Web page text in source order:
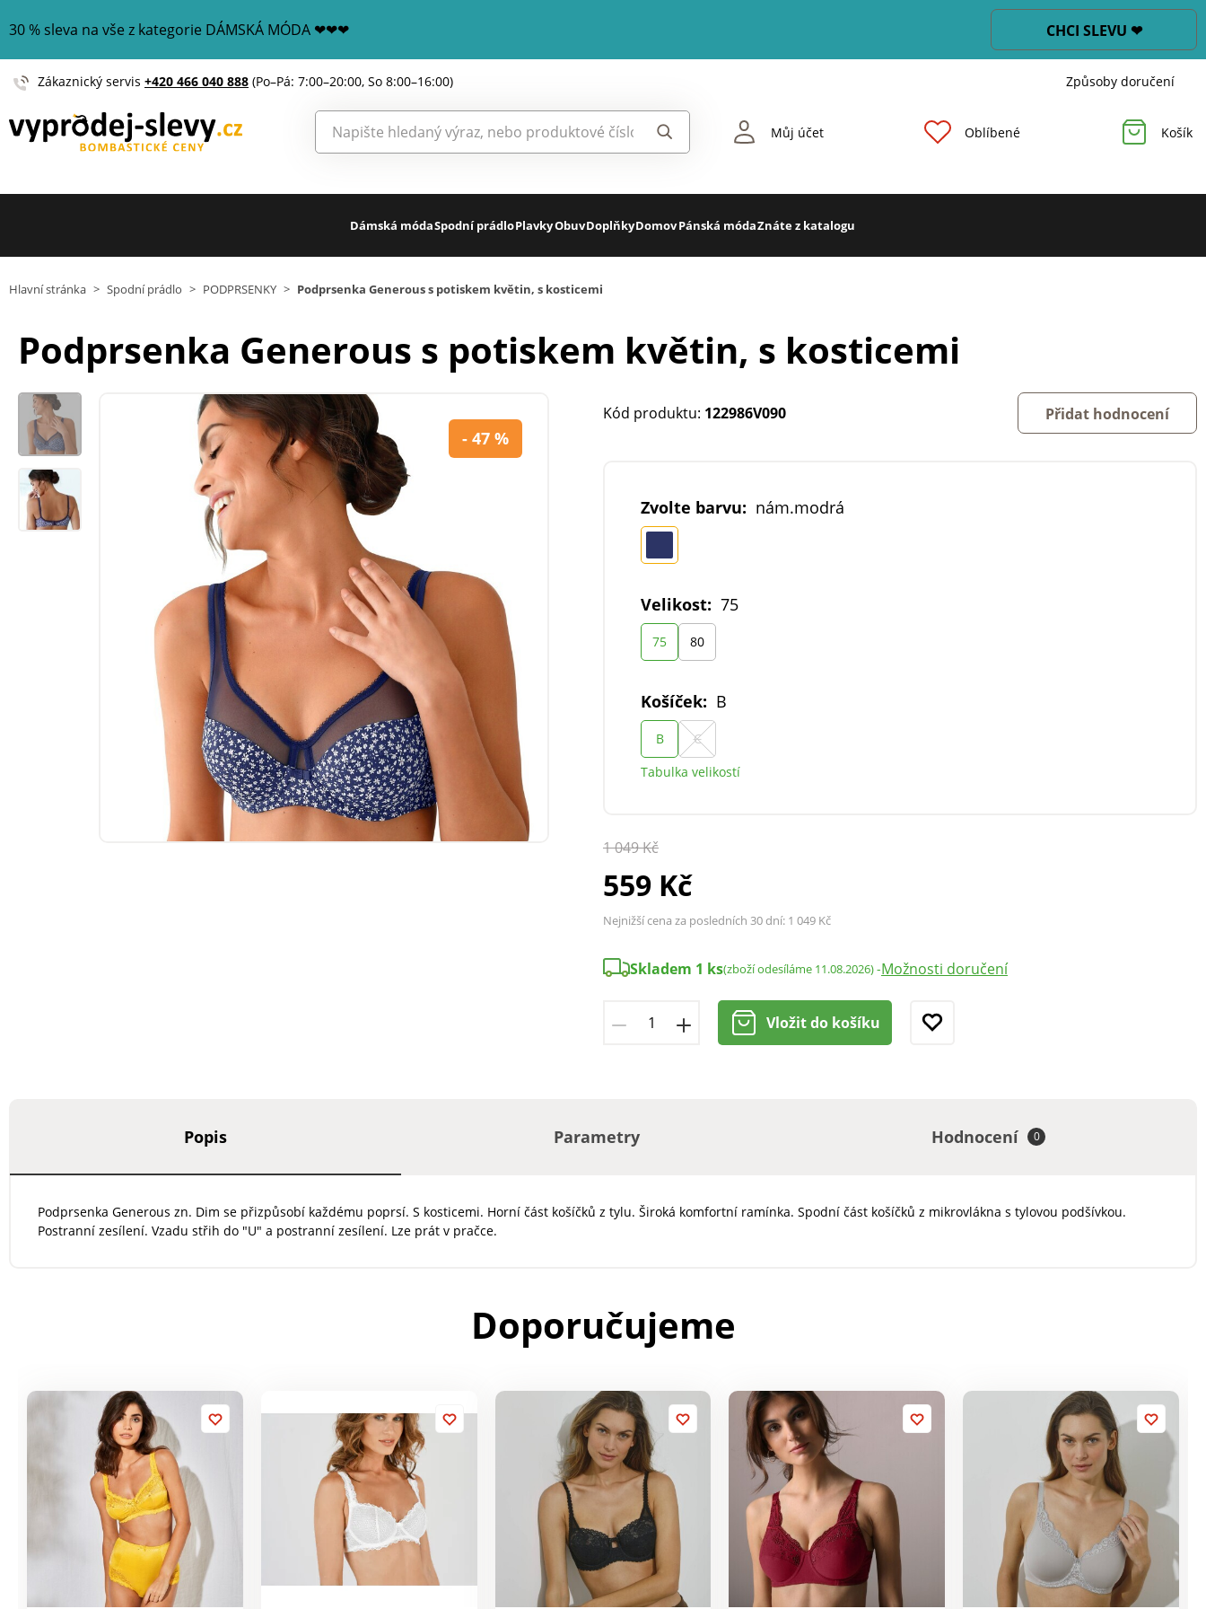
30 % sleva na vše z kategorie DÁMSKÁ MÓDA ❤❤❤ CHCI SLEVU ❤
Zákaznický servis +420 466 040 888 (Po–Pá: 7:00–20:00, So 8:00–16:00) Způsoby doručení
Můj účet Oblíbené Košík
Dámská módaSpodní prádloPlavkyObuvDoplňkyDomovPánská módaZnáte z katalogu
Hlavní stránka > Spodní prádlo > PODPRSENKY > Podprsenka Generous s potiskem květin, s kosticemi
Podprsenka Generous s potiskem květin, s kosticemi
- 47 %
Kód produktu: 122986V090 Přidat hodnocení
Zvolte barvu: nám.modrá
Velikost: 75
75 80
Košíček: B
B
C
Tabulka velikostí
1 049 Kč
559 Kč
Nejnižší cena za posledních 30 dní: 1 049 Kč
Skladem 1 ks(zboží odesíláme 11.08.2026)-Možnosti doručení
Vložit do košíku
Popis Parametry Hodnocení 0
Podprsenka Generous zn. Dim se přizpůsobí každému poprsí. S kosticemi. Horní část košíčků z tylu. Široká komfortní ramínka. Spodní část košíčků z mikrovlákna s tylovou podšívkou.
Postranní zesílení. Vzadu střih do "U" a postranní zesílení. Lze prát v pračce.
Doporučujeme